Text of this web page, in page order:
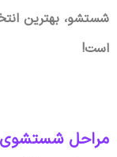
شستشو، بهترین
است!
مراحل شستشوی